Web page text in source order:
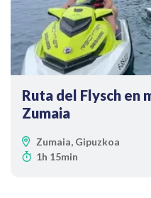
Ruta del Flysch en
Zumaia
Zumaia, Gipuzkoa
1h 15min